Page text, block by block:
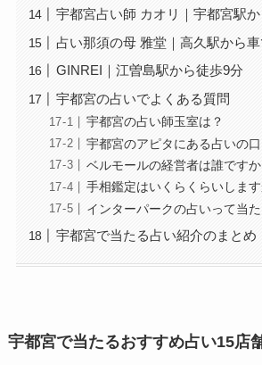
宇都宮占い師 カオリ｜宇都宮駅
占い那須の母 雅堂｜高久駅から
GINREI｜江曽島駅から徒歩9分
宇都宮の占いでよくある質問
宇都宮の占い師玉室は？
宇都宮のアピタにある占いの
ベルモールの経営者は誰ですか
手相鑑定はいくらくらいします
インターパークの占いって当た
宇都宮で当たる占い紹介のまとめ
宇都宮で当たるおすすめ占い15店